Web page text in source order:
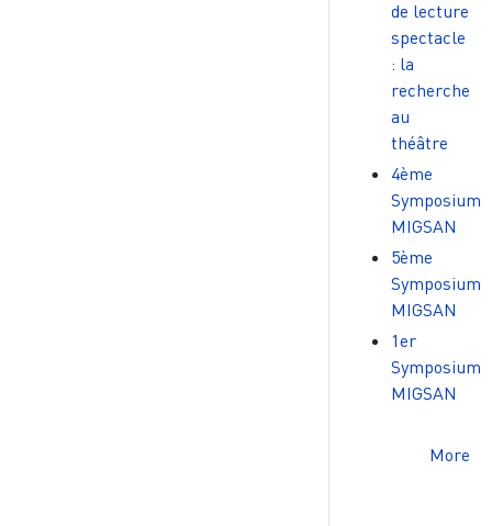
de lecture
spectacle
: la
recherche
au
théâtre
4ème
Symposium
MIGSAN
5ème
Symposium
MIGSAN
1er
Symposium
MIGSAN
More